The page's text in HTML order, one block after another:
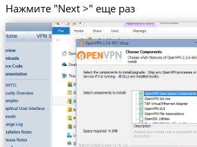
Нажмите "Next >" еще раз